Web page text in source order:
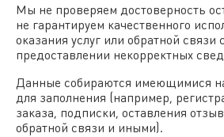
Мы не проверяем достоверность
не гарантируем качественного
оказания услуг или обратной связи
предоставлении некорректных
Данные собираются имеющимися
для заполнения (например,
заказа, подписки, оставления
обратной связи и иными).